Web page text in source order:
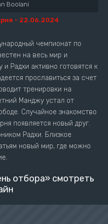
Boolani
- 22.06.2024
чемпионат по
на весь мир и
Радхи активно готовятся к
прославиться за счет
тренировки на
Манджу устал от
Случайное знакомство
появляется новый друг.
Радхи. Близкое
новый мир, где можно
отбора» смотреть